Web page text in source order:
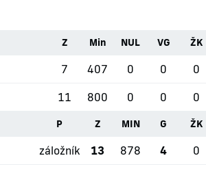
Z Min NUL VG ŽK
7 407 0 0 0
11 800 0 0 0
P Z MIN G ŽK
záložník 13 878 4 0